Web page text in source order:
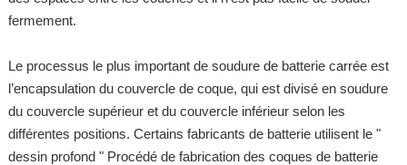
fermement.
Le processus le plus important de soudure de batterie carrée est
l’encapsulation du couvercle de coque, qui est divisé en soudure
du couvercle supérieur et du couvercle inférieur selon les
différentes positions. Certains fabricants de batterie utilisent le "
dessin profond " Procédé de fabrication des coques de batterie